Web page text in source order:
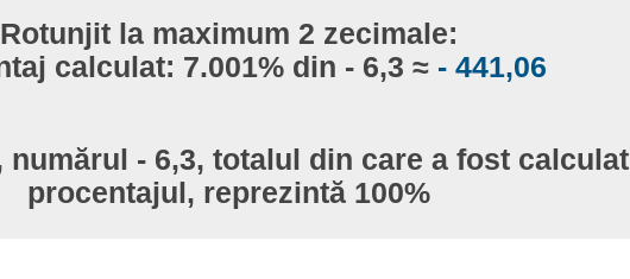
Rotunjit la maximum 2 zecimale:
calculat: 7.001% din - 6,3 ≈ - 441,06
numărul - 6,3, totalul din care a fost calculat
procentajul, reprezintă 100%